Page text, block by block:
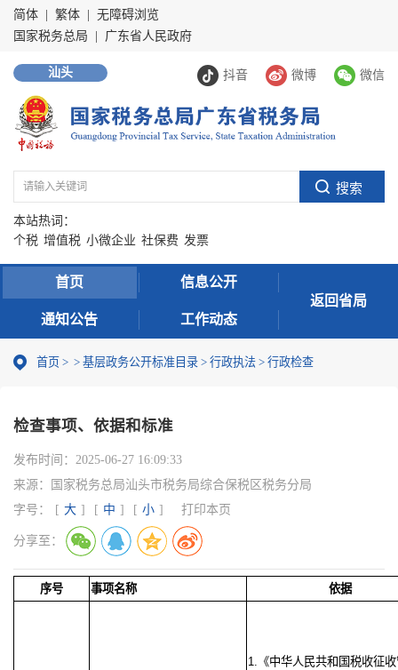
简体 繁体
无障碍浏览
国家税务总局
广东省人民政府
抖音 微博 微信
汕头
本站热词：
个税 增值税 小微企业 社保费 发票
首页 信息公开
通知公告 工作动态
返回省局
首页 > > 基层政务公开标准目录 > 行政执法 > 行政检查
检查事项、依据和标准
发布时间： 2025-06-27 16:09:33
来源：
国家税务总局汕头市税务局综合保税区税务分局
字号：
[ 大 ] [ 中 ] [ 小 ] 打印本页
分享至：
序号 事项名称 依据
1.《中华人民共和国税收征